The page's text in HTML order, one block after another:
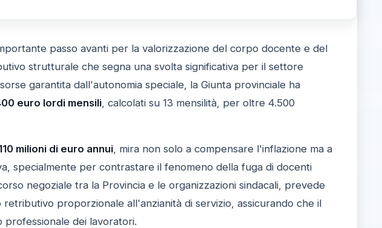
passo avanti per la valorizzazione del corpo docente e del
strutturale che segna una svolta significativa per il settore
garantita dall'autonomia speciale, la Giunta provinciale ha
euro lordi mensili, calcolati su 13 mensilità, per oltre 4.500
milioni di euro annui, mira non solo a compensare l'inflazione ma a
specialmente per contrastare il fenomeno della fuga di docenti
negoziale tra la Provincia e le organizzazioni sindacali, prevede
proporzionale all'anzianità di servizio, assicurando che il
dei lavoratori.